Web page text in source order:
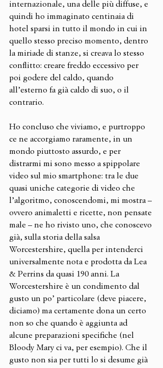
internazionale, una delle più diffuse, e
quindi ho immaginato centinaia di
hotel sparsi in tutto il mondo in cui in
quello stesso preciso momento, dentro
la miriade di stanze, si creava lo stesso
conflitto: creare freddo eccessivo per
poi godere del caldo, quando
all’esterno fa già caldo di suo, o il
contrario.
Ho concluso che viviamo, e purtroppo
ce ne accorgiamo raramente, in un
mondo piuttosto assurdo, e per
distrarmi mi sono messo a spippolare
video sul mio smartphone: tra le due
quasi uniche categorie di video che
l’algoritmo, conoscendomi, mi mostra –
ovvero animaletti e ricette, non pensate
male – ne ho rivisto uno, che conoscevo
già, sulla storia della salsa
Worcestershire, quella per intenderci
universalmente nota e prodotta da Lea
& Perrins da quasi 190 anni. La
Worcestershire è un condimento dal
gusto un po’ particolare (deve piacere,
diciamo) ma certamente dona un certo
non so che quando è aggiunta ad
alcune preparazioni specifiche (nel
Bloody Mary ci va, per esempio). Che il
gusto non sia per tutti lo si desume già